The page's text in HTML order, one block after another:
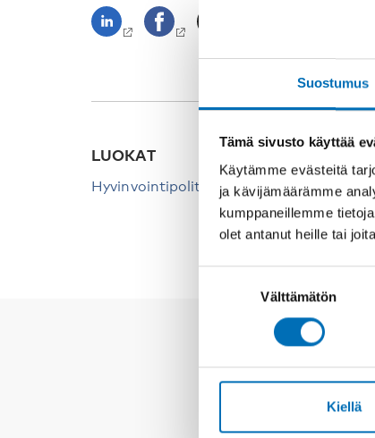
Suostumus
Tämä sivusto käyttää
Käytämme evästeitä
ja kävijämäärämme
kumppaneillemme
olet antanut heille tai
Välttämätön
Kiellä
LUOKAT
Hyvinvointipolitiikka